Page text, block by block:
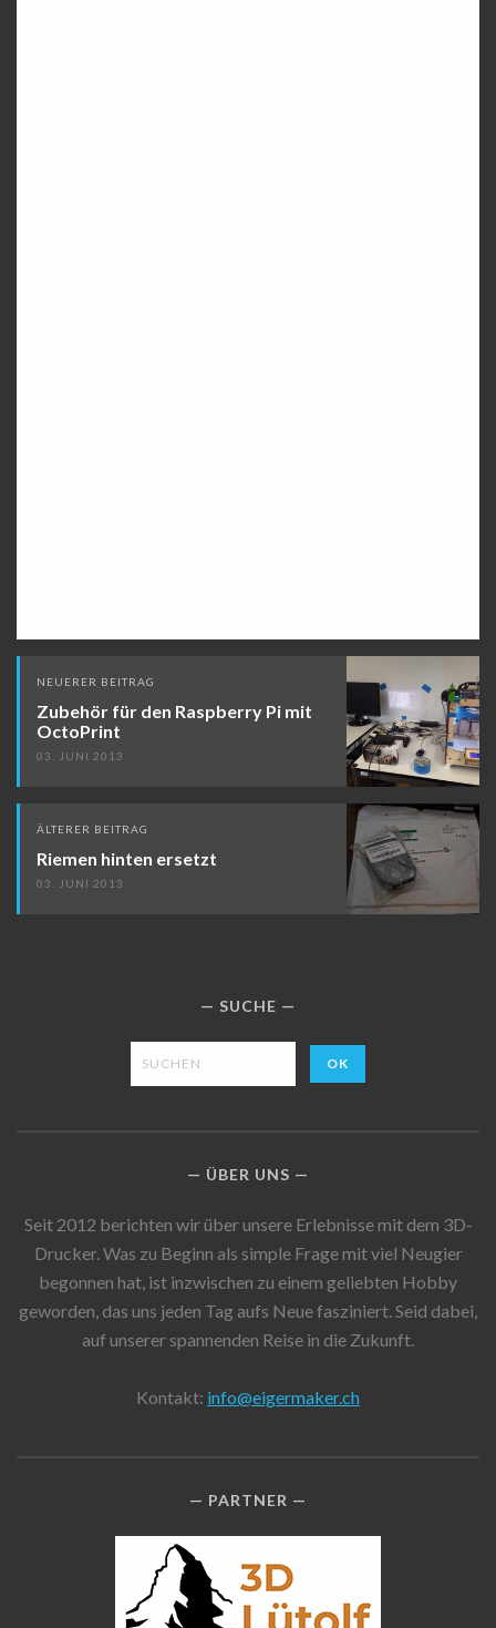
Beitragsnavigation
NEUERER BEITRAG
Zubehör für den Raspberry Pi mit
OctoPrint
03. JUNI 2013
ÄLTERER BEITRAG
Riemen hinten ersetzt
03. JUNI 2013
SUCHE
ÜBER UNS
Seit 2012 berichten wir über unsere Erlebnisse mit dem 3D-
Drucker. Was zu Beginn als simple Frage mit viel Neugier
begonnen hat, ist inzwischen zu einem geliebten Hobby
geworden, das uns jeden Tag aufs Neue fasziniert. Seid dabei,
auf unserer spannenden Reise in die Zukunft.
Kontakt: info@eigermaker.ch
PARTNER